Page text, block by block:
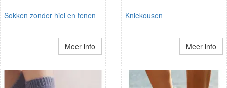
Sokken zonder hiel en tenen
Meer info
Kniekousen
Meer info